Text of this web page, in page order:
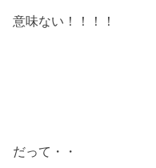
意味ない！！！！
だって・・